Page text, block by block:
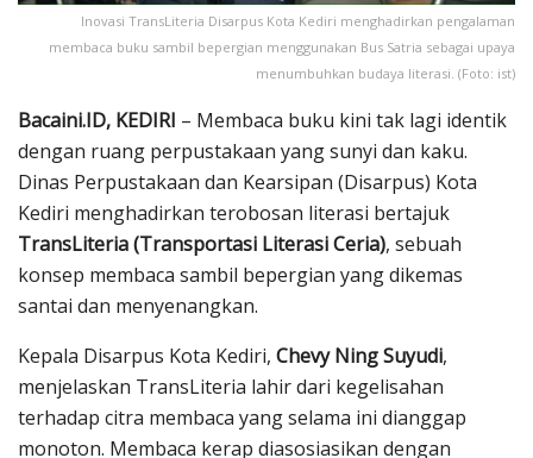
Inovasi TransLiteria Disarpus Kota Kediri menghadirkan pengalaman
membaca buku sambil bepergian menggunakan Bus Satria sebagai upaya
menumbuhkan budaya literasi. (Foto: ist)
Bacaini.ID, KEDIRI – Membaca buku kini tak lagi identik
dengan ruang perpustakaan yang sunyi dan kaku.
Dinas Perpustakaan dan Kearsipan (Disarpus) Kota
Kediri menghadirkan terobosan literasi bertajuk
TransLiteria (Transportasi Literasi Ceria), sebuah
konsep membaca sambil bepergian yang dikemas
santai dan menyenangkan.
Kepala Disarpus Kota Kediri, Chevy Ning Suyudi,
menjelaskan TransLiteria lahir dari kegelisahan
terhadap citra membaca yang selama ini dianggap
monoton. Membaca kerap diasosiasikan dengan